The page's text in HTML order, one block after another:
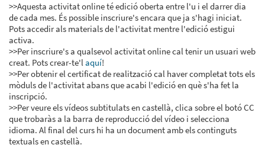
>>Aquesta activitat online té edició oberta entre l'u i el darrer dia
de cada mes. És possible inscriure's encara que ja s'hagi iniciat.
Pots accedir als materials de l'activitat mentre l'edició estigui
activa.
>>Per inscriure's a qualsevol activitat online cal tenir un usuari web
creat. Pots crear-te'laquí!
>>Per obtenir el certificat de realització cal haver completat tots els
mòduls de l'activitat abans que acabi l'edició en què s'ha fet la
inscripció.
>>Per veure els vídeos subtitulats en castellà, clica sobre el botó CC
que trobaràs a la barra de reproducció del vídeo i selecciona
idioma. Al final del curs hi ha un document amb els continguts
textuals en castellà.